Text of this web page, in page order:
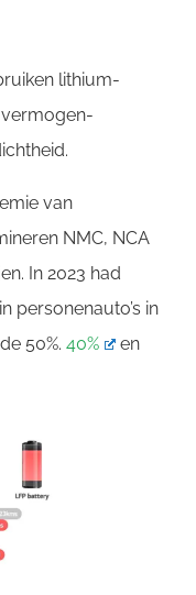
lithium-
van
NMC, NCA
In 2023 had
personenauto’s in
50%. 40%
en